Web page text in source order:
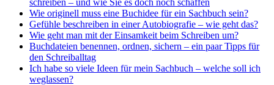
Wie originell muss eine Buchidee für ein Sachbuch sein?
Gefühle beschreiben in einer Autobiografie – wie geht das?
Wie geht man mit der Einsamkeit beim Schreiben um?
Buchdateien benennen, ordnen, sichern – ein paar Tipps für
den Schreiballtag
Ich habe so viele Ideen für mein Sachbuch – welche soll ich
weglassen?